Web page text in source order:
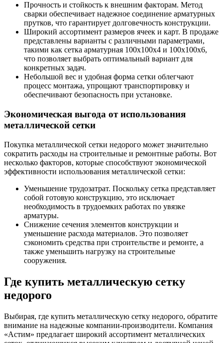
Прочность и стойкость к внешним факторам. Метод
сварки обеспечивает надежное соединение арматурных
прутков, что гарантирует долговечность конструкции.
Широкий ассортимент размеров ячеек и карт. В продаже
представлены варианты с различными параметрами,
такими как сетка арматурная 100х100х4 и 100х100х6,
что позволяет выбрать оптимальный вариант для
конкретных задач.
Небольшой вес и удобная форма сетки облегчают
процесс монтажа, упрощают транспортировку и
обеспечивают безопасность при установке.
Экономическая выгода от использования
металлической сетки
Покупка металлической сетки недорого может значительно
сократить расходы на строительные и ремонтные работы. Вот
несколько факторов, которые способствуют экономической
эффективности использования металлической сетки:
Уменьшение трудозатрат. Поскольку сетка представляет
собой готовую конструкцию, это исключает
необходимость в трудоемких работах по увязке
арматуры.
Снижение сечения элементов конструкции и
уменьшение расхода материалов. Это позволяет
сэкономить средства при строительстве и ремонте, а
также уменьшить нагрузку на строительные
сооружения.
Где купить металлическую сетку
недорого
Выбирая, где купить металлическую сетку недорого, обратите
внимание на надежные компании-производители. Компания
«Астим» предлагает широкий ассортимент металлических